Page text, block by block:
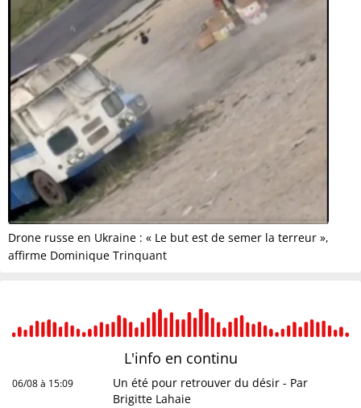
Drone russe en Ukraine : « Le but est de semer la terreur »,
affirme Dominique Trinquant
L'info en continu
06/08 à 15:09
Un été pour retrouver du désir - Par
Brigitte Lahaie